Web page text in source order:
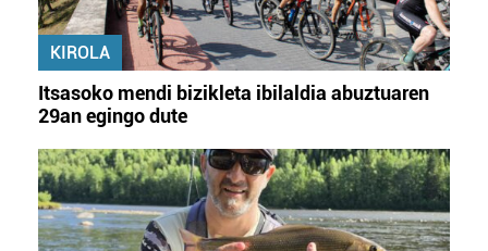
KIROLA
Itsasoko mendi bizikleta ibilaldia abuztuaren
29an egingo dute